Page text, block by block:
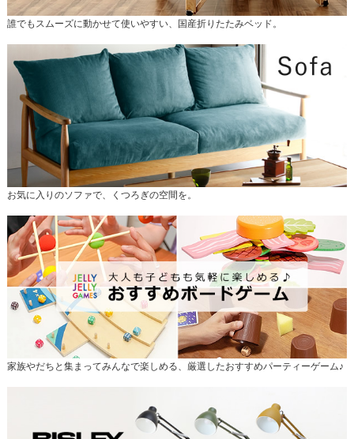
誰でもスムーズに動かせて使いやすい、国産折りたたみベッド。
お気に入りのソファで、くつろぎの空間を。
家族やだちと集まってみんなで楽しめる、厳選したおすすめパーティーゲーム♪